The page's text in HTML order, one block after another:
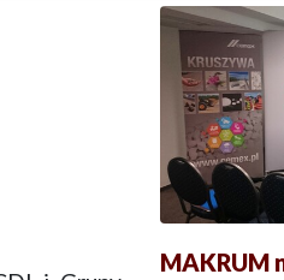
MAKRUM